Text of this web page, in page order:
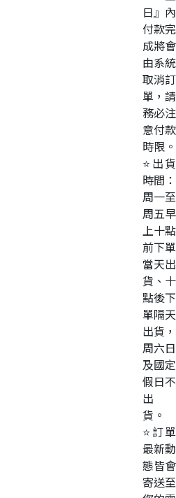
日』內
付款完
成將會
由系統
取消訂
單，請
務必注
意付款
時限。
⭐出貨
時間：
周一至
周五早
上十點
前下單
當天出
貨、十
點後下
單隔天
出貨，
周六日
及國定
假日不
出
貨。
⭐訂單
最新動
態皆會
寄送至